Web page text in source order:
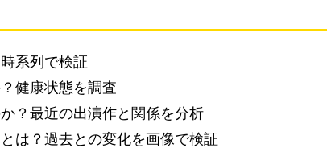
系列で検証
健康状態を調査
？最近の出演作と関係を分析
は？過去との変化を画像で検証